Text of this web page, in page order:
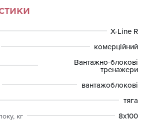
м'язи, м'язи преса, м'язи ніг, такі як
м'язи стегна, двоголові м'язи стегна,
X-Line R
комерційний
Вантажно-блокові
тренажери
вантажоблокові
тяга
кг 8x100